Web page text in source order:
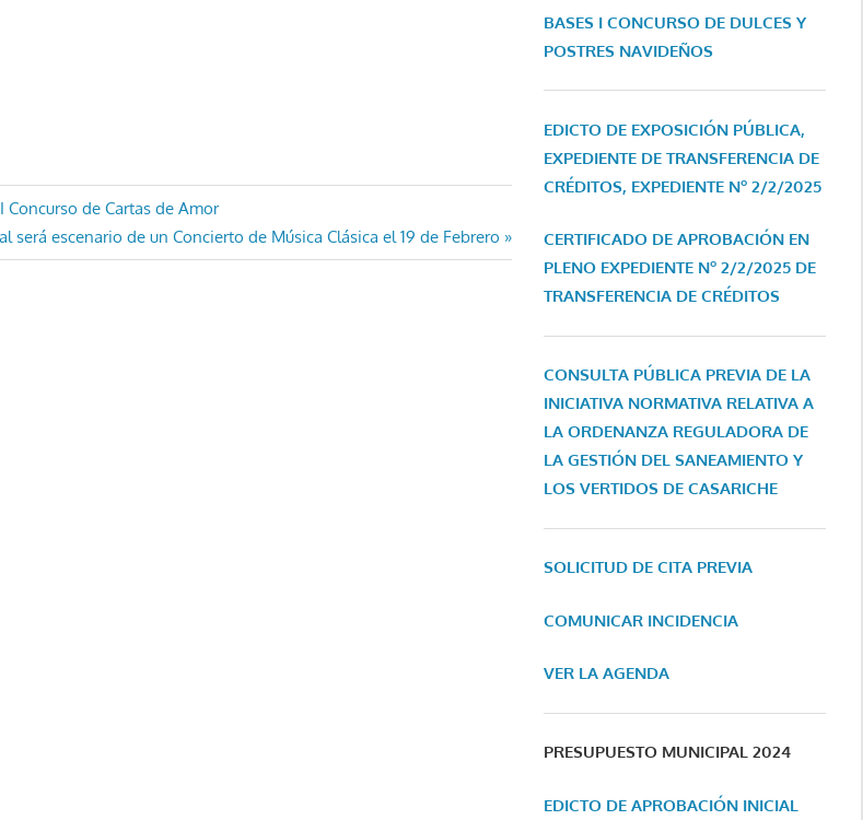
de Cartas de Amor
será escenario de un Concierto de Música Clásica el 19 de Febrero
BASES I CONCURSO DE DULCES Y
POSTRES NAVIDEÑOS
EDICTO DE EXPOSICIÓN PÚBLICA,
EXPEDIENTE DE TRANSFERENCIA DE
CRÉDITOS, EXPEDIENTE Nº 2/2/2025
CERTIFICADO DE APROBACIÓN EN
PLENO EXPEDIENTE Nº 2/2/2025 DE
TRANSFERENCIA DE CRÉDITOS
CONSULTA PÚBLICA PREVIA DE LA
INICIATIVA NORMATIVA RELATIVA A
LA ORDENANZA REGULADORA DE
LA GESTIÓN DEL SANEAMIENTO Y
LOS VERTIDOS DE CASARICHE
SOLICITUD DE CITA PREVIA
COMUNICAR INCIDENCIA
VER LA AGENDA
PRESUPUESTO MUNICIPAL 2024
EDICTO DE APROBACIÓN INICIAL